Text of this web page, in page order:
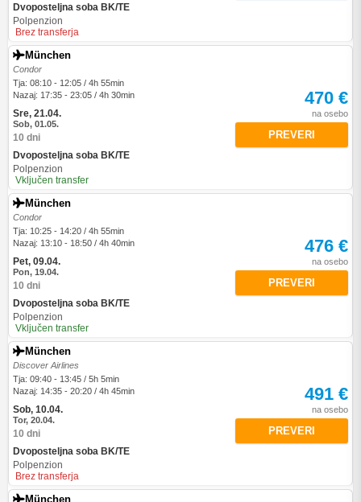
Dvoposteljna soba BK/TE
Polpenzion
Brez transferja
München
Condor
Tja: 08:10 - 12:05 / 4h 55min
Nazaj: 17:35 - 23:05 / 4h 30min
Sre, 21.04.
Sob, 01.05.
10 dni
Dvoposteljna soba BK/TE
Polpenzion
Vključen transfer
470 €
na osebo
PREVERI
München
Condor
Tja: 10:25 - 14:20 / 4h 55min
Nazaj: 13:10 - 18:50 / 4h 40min
Pet, 09.04.
Pon, 19.04.
10 dni
Dvoposteljna soba BK/TE
Polpenzion
Vključen transfer
476 €
na osebo
PREVERI
München
Discover Airlines
Tja: 09:40 - 13:45 / 5h 5min
Nazaj: 14:35 - 20:20 / 4h 45min
Sob, 10.04.
Tor, 20.04.
10 dni
Dvoposteljna soba BK/TE
Polpenzion
Brez transferja
491 €
na osebo
PREVERI
München